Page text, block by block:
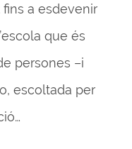
a esdevenir
que és
persones –i
escoltada per